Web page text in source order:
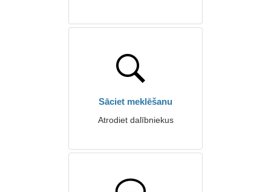
Sāciet meklēšanu
Atrodiet dalībniekus